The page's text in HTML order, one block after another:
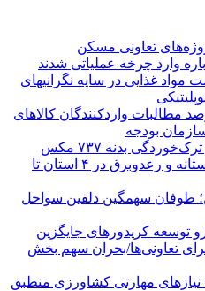
تعاونی مسکن
وارد چرخه عملیاتی شدند
غذایی در سایه نگرانیهای
دستور پرداخت ۵۰ درصد مطالبات واردکنندگان کالاهای
بودجه
بدنه ۷۳۷ مکس
هشدار تداوم بارش‌های تابستانه و رعدوبرق در ۴ استان تا
طوفان سهمگین دلفین سواحل
توسعه کریدورهای جایگزین
فقط ۲ درصد برای تعاونی‌ها/بحران سهم بخش
نیازهای مهارتی کشاورزی منطبق